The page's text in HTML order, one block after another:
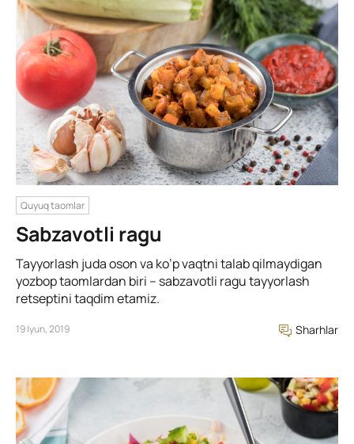
Quyuq taomlar
Sabzavotli ragu
Tayyorlash juda oson va ko’p vaqtni talab qilmaydigan
yozbop taomlardan biri – sabzavotli ragu tayyorlash
retseptini taqdim etamiz.
19 Iyun, 2019 Sharhlar